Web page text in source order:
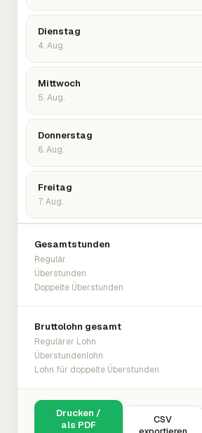
Dienstag
4. Aug.
Mittwoch
5. Aug.
Donnerstag
6. Aug.
Freitag
7. Aug.
Gesamtstunden
Regulär
Überstunden
Doppelte Überstunden
Bruttolohn gesamt
Regulärer Lohn
Überstundenlohn
Lohn für doppelte Überstunden
Drucken /
als PDF
CSV